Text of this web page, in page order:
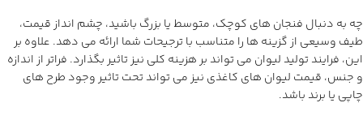
چه به دنبال فنجان های کوچک، متوسط یا بزرگ باشید، چشم انداز قیمت،
طیف وسیعی از گزینه ها را متناسب با ترجیحات شما ارائه می دهد. علاوه بر
این، فرایند تولید لیوان می تواند بر هزینه کلی نیز تاثیر بگذارد. فراتر از اندازه
و جنس، قیمت لیوان های کاغذی نیز می تواند تحت تاثیر وجود طرح های
چاپی یا برند باشد.